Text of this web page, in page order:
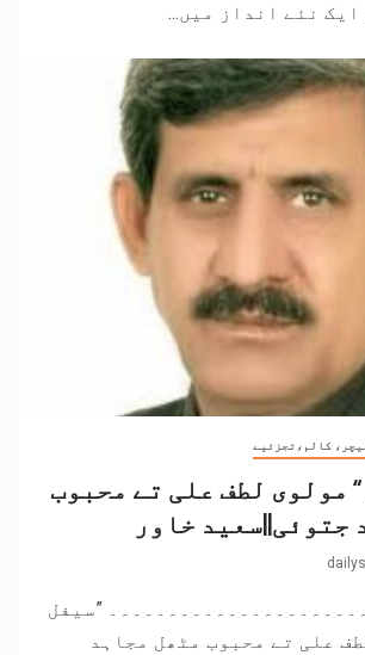
نئے انداز میں...
کالم،تجزئیے
مولوی لطف علی تے محبوب
جتوئی||سعید خاور
”سیفل
علی تے محبوب مٹھل مجاہد